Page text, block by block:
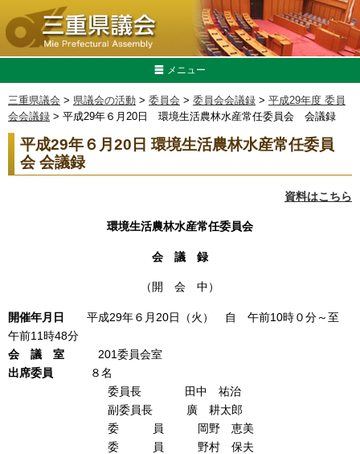
メニュー
三重県議会 > 県議会の活動 > 委員会 > 委員会会議録 > 平成29年度 委員
会会議録 > 平成29年６月20日 環境生活農林水産常任委員会 会議録
平成29年６月20日 環境生活農林水産常任委員
会 会議録
資料はこちら
環境生活農林水産常任委員会
会 議 録
（開 会 中）
開催年月日 平成29年６月20日（火） 自 午前10時０分～至
午前11時48分
会 議 室 201委員会室
出席委員 ８名
委員長 田中 祐治
副委員長 廣 耕太郎
委 員 岡野 恵美
委 員 野村 保夫